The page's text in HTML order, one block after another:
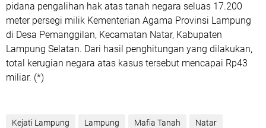
pidana pengalihan hak atas tanah negara seluas 17.200
meter persegi milik Kementerian Agama Provinsi Lampung
di Desa Pemanggilan, Kecamatan Natar, Kabupaten
Lampung Selatan. Dari hasil penghitungan yang dilakukan,
total kerugian negara atas kasus tersebut mencapai Rp43
miliar. (*)
Kejati Lampung Lampung Mafia Tanah Natar